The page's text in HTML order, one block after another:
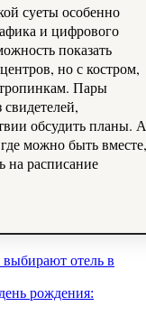
суеты особенно
и цифрового
показать
но с костром,
Пары
обсудить планы. А
можно быть вместе,
на расписание
отель в
рождения: